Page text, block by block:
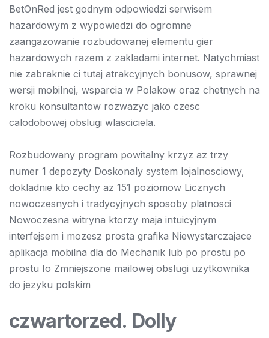
BetOnRed jest godnym odpowiedzi serwisem
hazardowym z wypowiedzi do ogromne
zaangazowanie rozbudowanej elementu gier
hazardowych razem z zakladami internet. Natychmiast
nie zabraknie ci tutaj atrakcyjnych bonusow, sprawnej
wersji mobilnej, wsparcia w Polakow oraz chetnych na
kroku konsultantow rozwazyc jako czesc
calodobowej obslugi wlasciciela.
Rozbudowany program powitalny krzyz az trzy
numer 1 depozyty Doskonaly system lojalnosciowy,
dokladnie kto cechy az 151 poziomow Licznych
nowoczesnych i tradycyjnych sposoby platnosci
Nowoczesna witryna ktorzy maja intuicyjnym
interfejsem i mozesz prosta grafika Niewystarczajace
aplikacja mobilna dla do Mechanik lub po prostu po
prostu Io Zmniejszone mailowej obslugi uzytkownika
do jezyku polskim
czwartorzed. Dolly